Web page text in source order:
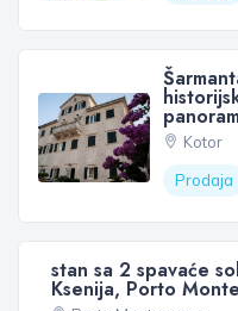
Kotor
Prodaja
stan sa 2 spavaće
Ksenija, Porto